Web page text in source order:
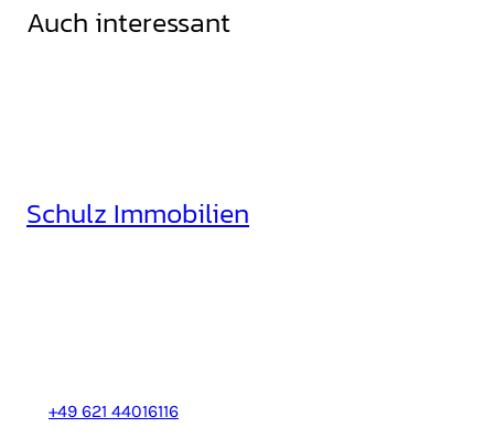
Auch interessant
Schulz Immobilien
+49 621 44016116